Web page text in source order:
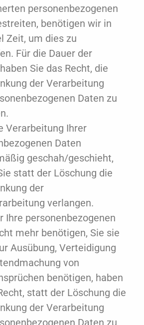
personenbezogenen
benötigen wir in
Zeit, um dies zu
Für die Dauer der
Sie das Recht, die
der Verarbeitung
Daten zu
Verarbeitung Ihrer
Daten
geschah/geschieht,
statt der Löschung die
der
verlangen.
Ihre personenbezogenen
mehr benötigen, Sie sie
Ausübung, Verteidigung
von
benötigen, haben
statt der Löschung die
der Verarbeitung
Daten zu